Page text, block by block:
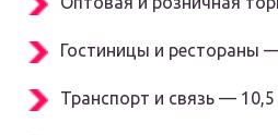
Гостиницы и рестораны
Транспорт и связь — 10,5